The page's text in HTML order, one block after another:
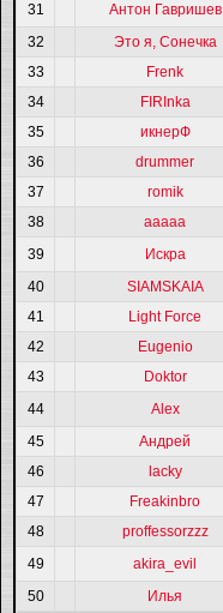
31
Антон Гавришев
32
Это я, Сонечка
33
Frenk
34
FIRInka
35
икнерФ
36
drummer
37
romik
38
ааааа
39
Искра
40
SIAMSKAIA
41
Light Force
42
Eugenio
43
Doktor
44
Alex
45
Андрей
46
lacky
47
Freakinbro
48
proffessorzzz
49
akira_evil
50
Илья